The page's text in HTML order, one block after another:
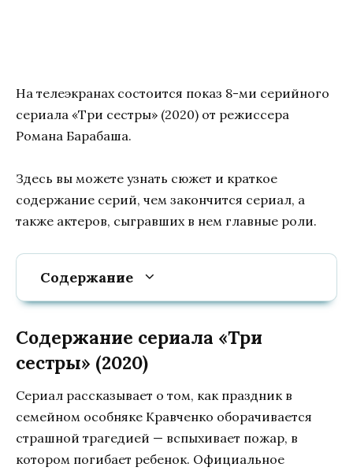
На телеэкранах состоится показ 8-ми серийного
сериала «Три сестры» (2020) от режиссера
Романа Барабаша.
Здесь вы можете узнать сюжет и краткое
содержание серий, чем закончится сериал, а
также актеров, сыгравших в нем главные роли.
Содержание
Содержание сериала «Три
сестры» (2020)
Сериал рассказывает о том, как праздник в
семейном особняке Кравченко оборачивается
страшной трагедией — вспыхивает пожар, в
котором погибает ребенок. Официальное